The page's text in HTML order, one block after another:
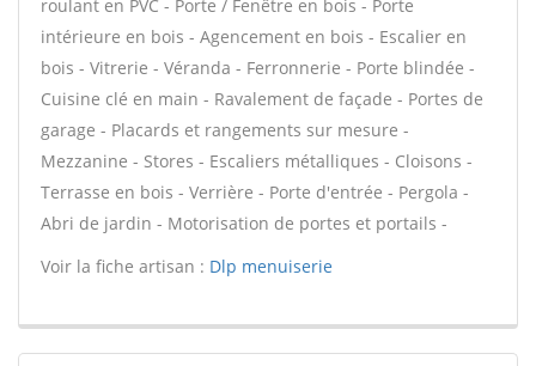
roulant en PVC - Porte / Fenêtre en bois - Porte
intérieure en bois - Agencement en bois - Escalier en
bois - Vitrerie - Véranda - Ferronnerie - Porte blindée -
Cuisine clé en main - Ravalement de façade - Portes de
garage - Placards et rangements sur mesure -
Mezzanine - Stores - Escaliers métalliques - Cloisons -
Terrasse en bois - Verrière - Porte d'entrée - Pergola -
Abri de jardin - Motorisation de portes et portails -
Voir la fiche artisan : Dlp menuiserie